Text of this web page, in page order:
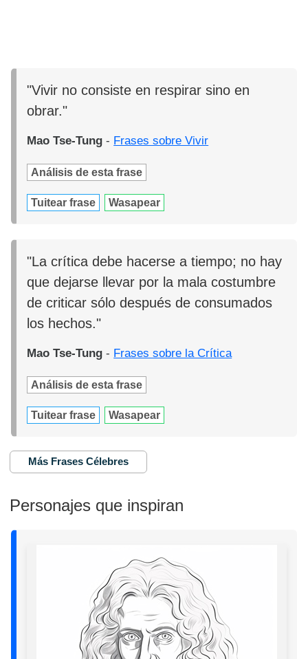
"Vivir no consiste en respirar sino en
obrar."
Mao Tse-Tung - Frases sobre Vivir
Análisis de esta frase
Tuitear frase Wasapear
"La crítica debe hacerse a tiempo; no hay
que dejarse llevar por la mala costumbre
de criticar sólo después de consumados
los hechos."
Mao Tse-Tung - Frases sobre la Crítica
Análisis de esta frase
Tuitear frase Wasapear
Más Frases Célebres
Personajes que inspiran